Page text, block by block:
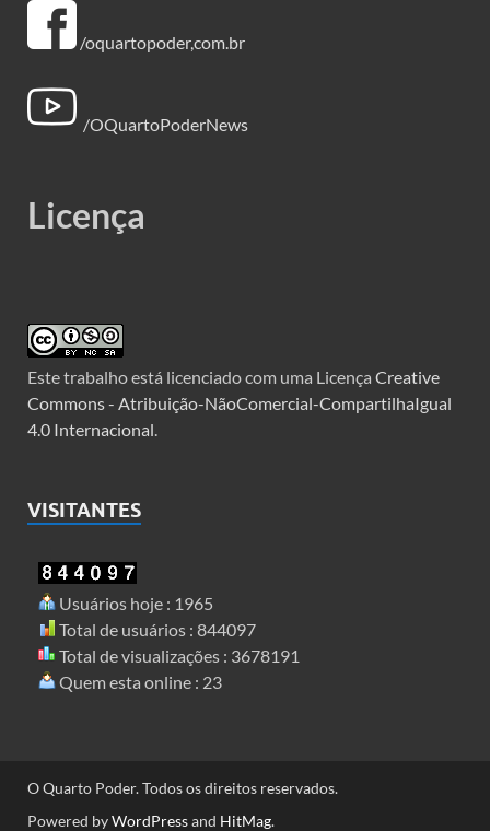
/oquartopoder,com.br
/OQuartoPoderNews
Licença
Este trabalho está licenciado com uma Licença Creative
Commons - Atribuição-NãoComercial-CompartilhaIgual
4.0 Internacional
VISITANTES
Usuários hoje : 1965
Total de usuários : 844097
Total de visualizações : 3678191
Quem esta online : 23
O Quarto Poder. Todos os direitos reservados.
Powered byWordPressand HitMag.